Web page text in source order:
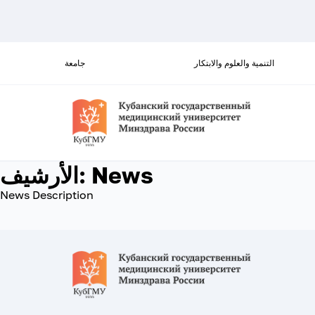
جامعة التنمية والعلوم والابتكار
الأرشيف: News
News Description